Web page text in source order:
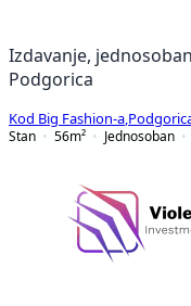
Izdavanje,
Podgorica
Kod Big Fashion-a
Stan
56m² Jednosoban